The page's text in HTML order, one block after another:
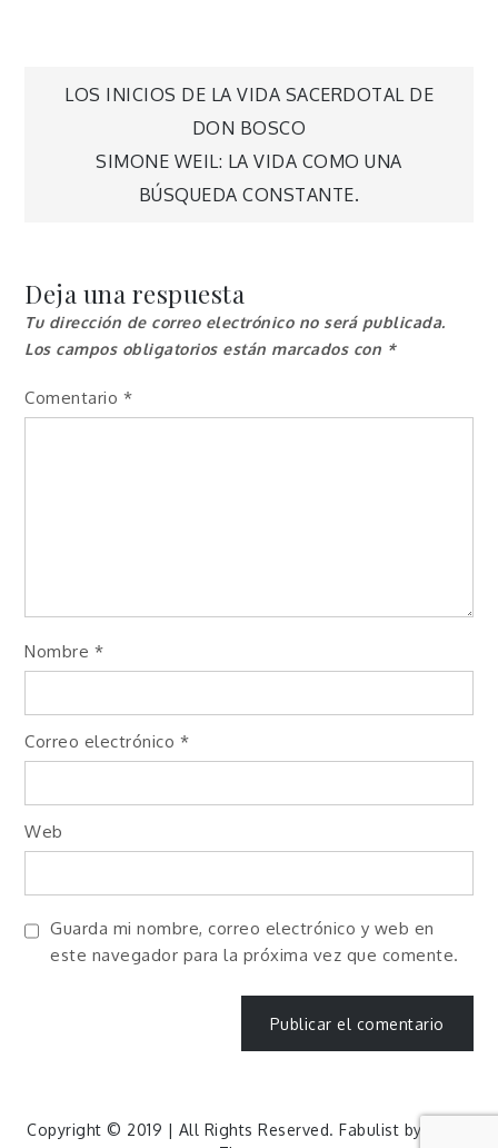
Navegación
de
entradas
LOS INICIOS DE LA VIDA SACERDOTAL DE
DON BOSCO
SIMONE WEIL: LA VIDA COMO UNA
BÚSQUEDA CONSTANTE.
Deja una respuesta
Tu dirección de correo electrónico no será publicada.
Los campos obligatorios están marcados con *
Comentario *
Nombre *
Correo electrónico *
Web
Guarda mi nombre, correo electrónico y web en
este navegador para la próxima vez que comente.
Copyright © 2019 | All Rights Reserved. Fabulist by